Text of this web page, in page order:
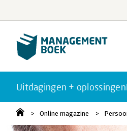
Uitdagingen + oplossingen
Online magazine